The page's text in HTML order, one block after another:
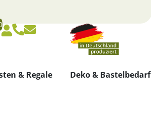
Konto
& Regale Deko & Bastelbedarf